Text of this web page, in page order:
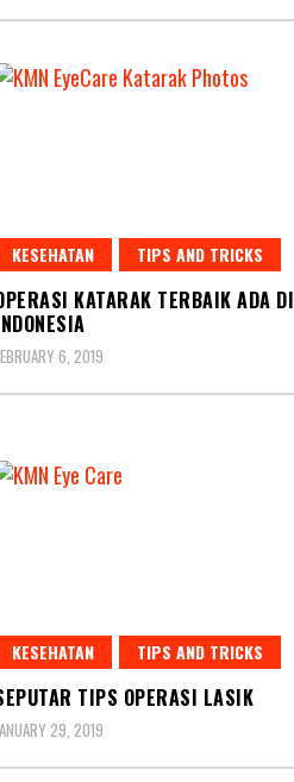
KESEHATAN TIPS AND TRICKS
KATARAK TERBAIK ADA DI
6, 2019
KESEHATAN TIPS AND TRICKS
TIPS OPERASI LASIK
29, 2019